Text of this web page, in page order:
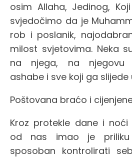
osim Allaha, Jedinog,
svjedočimo da je
rob i poslanik,
milost svjetovima. Neka
na njega, na njegovu
ashabe i sve koji ga slijede
Poštovana braćo i
Kroz protekle dane i
od nas imao je
sposoban kontrolirati